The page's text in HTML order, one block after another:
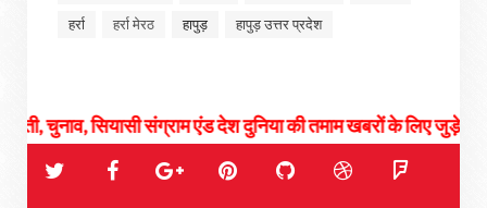
हर्रा
हर्रा मेरठ हापुड़ हापुड़ उत्तर प्रदेश
सियासी संग्राम एंड देश दुनिया की तमाम खबरों के लिए जुड़े रहिये हमसे...